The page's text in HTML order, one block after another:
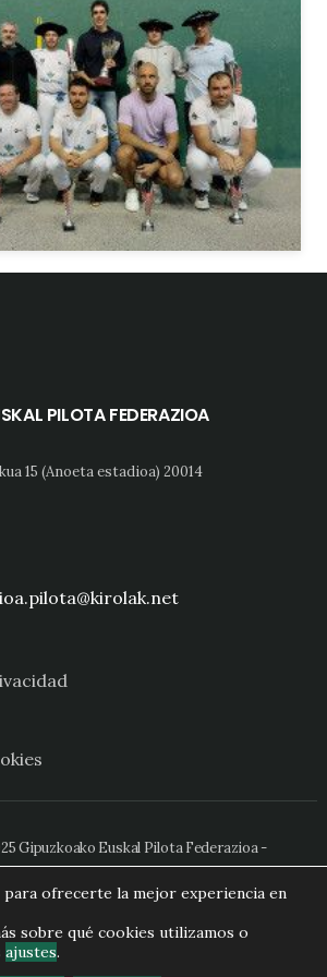
PILOTA FEDERAZIOA
15 (Anoeta estadioa) 20014
Gipuzkoako Euskal Pilota Federazioa -
ofrecerte la mejor experiencia en
sobre qué cookies utilizamos o
ajustes.